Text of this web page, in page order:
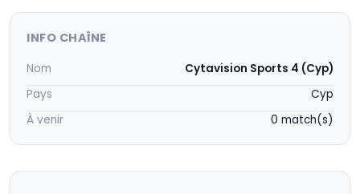
INFO CHAÎNE
Nom
Cytavision Sports 4 (Cyp)
Pays
Cyp
À venir
0 match(s)